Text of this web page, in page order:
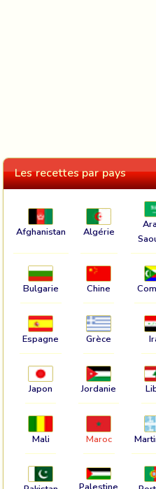
Les recettes par pays
Afghanistan Algérie
Bulgarie Chine
Espagne Grèce
Japon Jordanie
Mali Maroc